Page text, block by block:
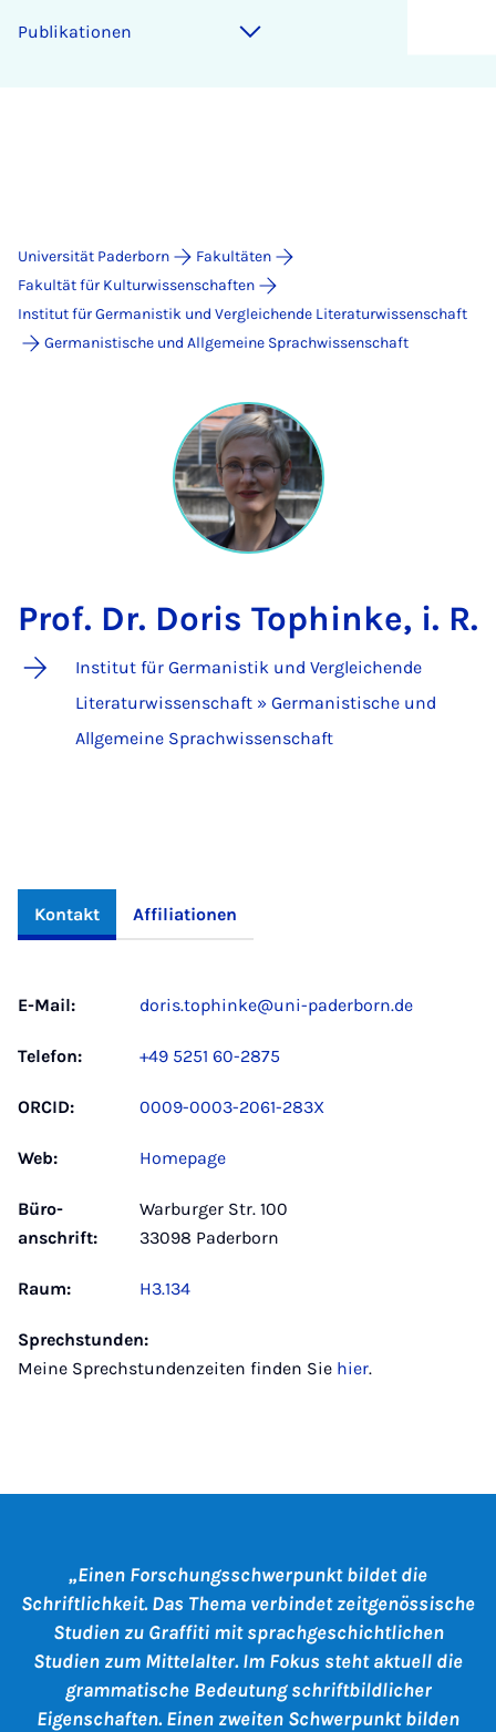
Publikationen
Universität Paderborn
Fakultäten
Fakultät für Kulturwissenschaften
Institut für Germanistik und Vergleichende Literaturwissenschaft
Germanistische und Allgemeine Sprachwissenschaft
Prof. Dr. Doris Tophinke, i. R.
Institut für Germanistik und Vergleichende
Literaturwissenschaft » Germanistische und
Allgemeine Sprachwissenschaft
Kontakt Affiliationen
E-Mail: doris.tophinke@uni-paderborn.de
Telefon: +49 5251 60-2875
ORCID: 0009-0003-2061-283X
Web: Homepage
Büro­
anschrift:
Warburger Str. 100
33098 Paderborn
Raum: H3.134
Sprechstunden:
Meine Sprechstundenzeiten finden Sie hier.
Einen Forschungsschwerpunkt bildet die
Schriftlichkeit. Das Thema verbindet zeitgenössische
Studien zu Graffiti mit sprachgeschichtlichen
Studien zum Mittelalter. Im Fokus steht aktuell die
grammatische Bedeutung schriftbildlicher
Eigenschaften. Einen zweiten Schwerpunkt bilden